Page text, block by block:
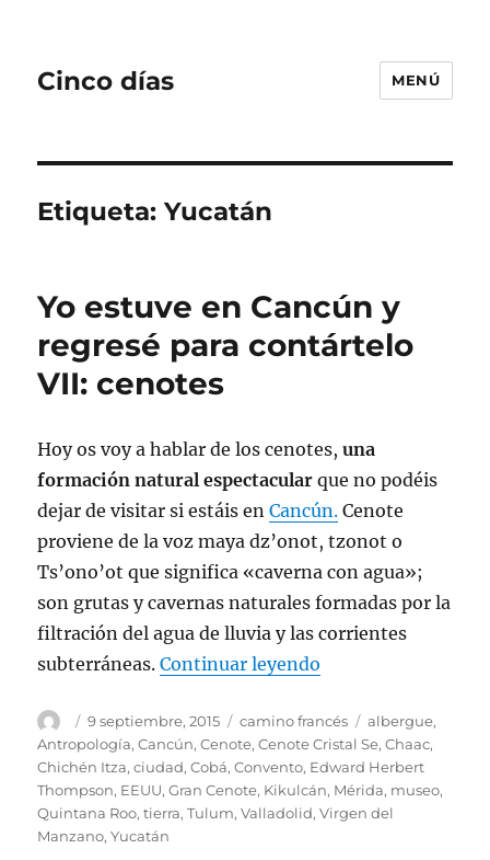
Cinco días MENÚ
Etiqueta:Yucatán
Yo estuve en Cancún y
regresé para contártelo
VII: cenotes
Hoy os voy a hablar de los cenotes,una
formación natural espectacular que no podéis
dejar de visitar si estáis enCancún. Cenote
proviene de la voz maya dz’onot, tzonot o
Ts’ono’ot que significa «caverna con agua»;
son grutas y cavernas naturales formadas por la
filtración del agua de lluvia y las corrientes
subterráneas.Continuar leyendo
Autor
Publicado
el
9 septiembre, 2015 Categorías
camino francés Etiquetas
albergue,
Antropología,Cancún,Cenote,Cenote Cristal Se,Chaac,
Chichén Itza,ciudad,Cobá,Convento, Edward Herbert
Thompson, EEUU,Gran Cenote, Kikulcán, Mérida, museo,
Quintana Roo,tierra,Tulum,Valladolid,Virgen del
Manzano,Yucatán